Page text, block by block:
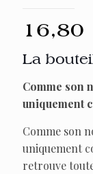
16,80
La
Comme son
uniquement
Comme son
uniquement
retrouve